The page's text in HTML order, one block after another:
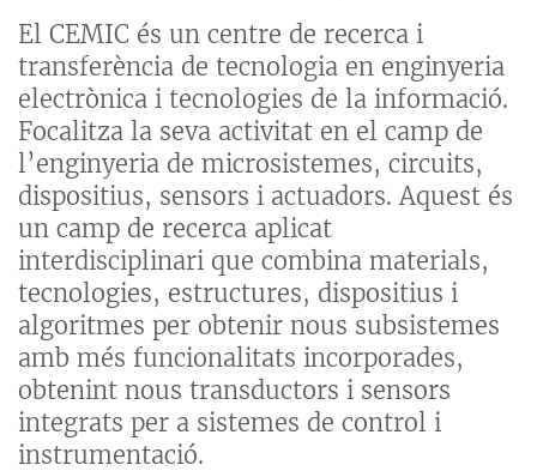
El CEMIC és un centre de recerca i
transferència de tecnologia en enginyeria
electrònica i tecnologies de la informació.
Focalitza la seva activitat en el camp de
l’enginyeria de microsistemes, circuits,
dispositius, sensors i actuadors. Aquest és
un camp de recerca aplicat
interdisciplinari que combina materials,
tecnologies, estructures, dispositius i
algoritmes per obtenir nous subsistemes
amb més funcionalitats incorporades,
obtenint nous transductors i sensors
integrats per a sistemes de control i
instrumentació.